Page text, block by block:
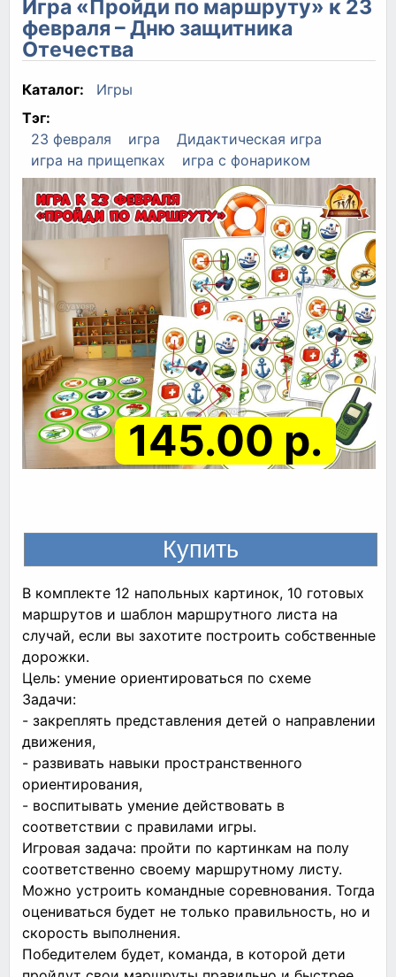
Игра «Пройди по маршруту» к 23
февраля – Дню защитника
Отечества
Каталог:
Игры
Тэг:
23 февраля
игра
Дидактическая игра
игра на прищепках
игра с фонариком
145.00 р.
В комплекте 12 напольных картинок, 10 готовых
маршрутов и шаблон маршрутного листа на
случай, если вы захотите построить собственные
дорожки.
Цель: умение ориентироваться по схеме
Задачи:
- закреплять представления детей о направлении
движения,
- развивать навыки пространственного
ориентирования,
- воспитывать умение действовать в
соответствии с правилами игры.
Игровая задача: пройти по картинкам на полу
соответственно своему маршрутному листу.
Можно устроить командные соревнования. Тогда
оцениваться будет не только правильность, но и
скорость выполнения.
Победителем будет, команда, в которой дети